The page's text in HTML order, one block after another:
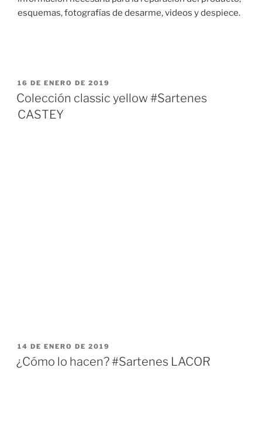
esquemas, fotografías de desarme, videos y despiece.
PUBLICADO
EL
16 DE ENERO DE 2019
Colección classic yellow #Sartenes
CASTEY
PUBLICADO
EL
14 DE ENERO DE 2019
¿Cómo lo hacen? #Sartenes LACOR